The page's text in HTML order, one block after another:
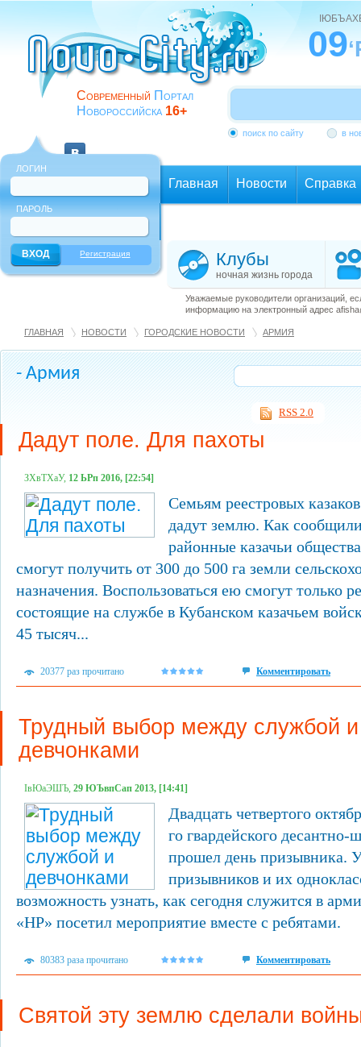
Современный Портал
Новороссийска 16+
09
поиск по сайту в
ЛОГИН
ПАРОЛЬ
Регистрация
Главная Новости Справка
Клубы
ночная жизнь города
Уважаемые руководители организаций,
информацию на электронный адрес
ГЛАВНАЯ НОВОСТИ ГОРОДСКИЕ НОВОСТИ АРМИЯ
- Армия
RSS 2.0
Дадут поле. Для пахоты
ЗХвТХаУ, 12 ЬРп 2016, [22:54]
Семьям реестровых
дадут землю. Как
районные казачьи
смогут получить от 300 до 500 га земли
назначения. Воспользоваться ею смогут только
состоящие на службе в Кубанском казачьем
45 тысяч...
20377 раз прочитано Комментировать
Трудный выбор между службой и
девчонками
ІвЮаЭШЪ, 29 ЮЪвпСап 2013, [14:41]
Двадцать четвертого
го гвардейского десантно-
прошел день призывника.
призывников и их
возможность узнать, как сегодня служится в
«НР» посетил мероприятие вместе с ребятами.
80383 раза прочитано Комментировать
Святой эту землю сделали